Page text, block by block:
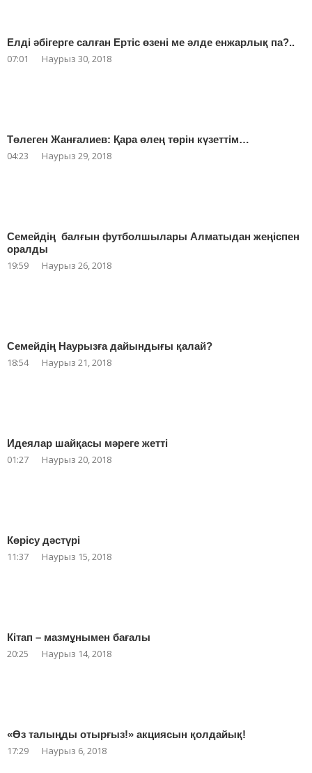
Елді әбігерге салған Ертіс өзені ме әлде енжарлық па?..
07:01 Наурыз 30, 2018
Төлеген Жанғалиев: Қара өлең төрін күзеттім…
04:23 Наурыз 29, 2018
Семейдің балғын футболшылары Алматыдан жеңіспен
оралды
19:59 Наурыз 26, 2018
Семейдің Наурызға дайындығы қалай?
18:54 Наурыз 21, 2018
Идеялар шайқасы мәреге жетті
01:27 Наурыз 20, 2018
Көрісу дәстүрі
11:37 Наурыз 15, 2018
Кітап – мазмұнымен бағалы
20:25 Наурыз 14, 2018
«Өз талыңды отырғыз!» акциясын қолдайық!
17:29 Наурыз 6, 2018